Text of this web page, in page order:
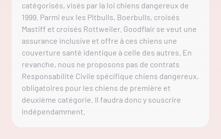
catégorisés, visés par la loi chiens dangereux de
1999. Parmi eux les Pitbulls, Boerbulls, croisés
Mastiff et croisés Rottweiler. Goodflair se veut une
assurance inclusive et offre à ces chiens une
couverture santé identique à celle des autres. En
revanche, nous ne proposons pas de contrats
Responsabilité Civile spécifique chiens dangereux,
obligatoires pour les chiens de première et
deuxième catégorie. Il faudra donc y souscrire
indépendamment.